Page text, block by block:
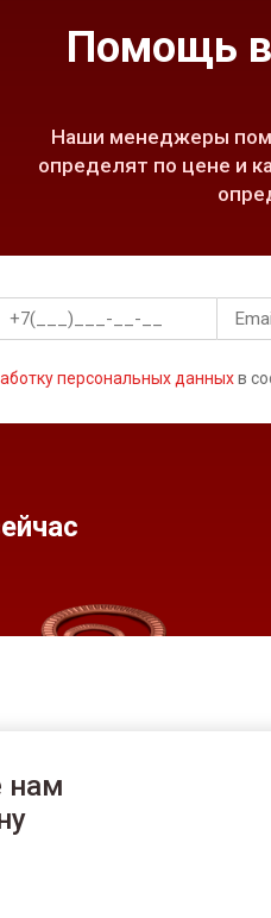
Помощь в
Наши менеджеры
определят по цене и
персональных данныхв
нам